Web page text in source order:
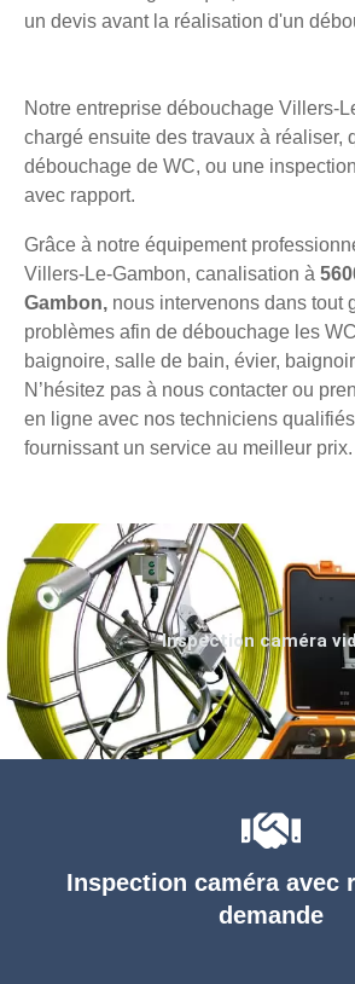
un devis avant la réalisation d'un
Notre entreprise débouchage Villers-
chargé ensuite des travaux à réaliser,
débouchage de WC, ou une
avec rapport.
Grâce à notre équipement
Villers-Le-Gambon, canalisation à
Gambon, nous intervenons dans tout
problèmes afin de débouchage les
baignoire, salle de bain, évier,
N’hésitez pas à nous contacter ou
en ligne avec nos techniciens
fournissant un service au meilleur prix.
Inspection caméra avec
demande
Inspection caméra